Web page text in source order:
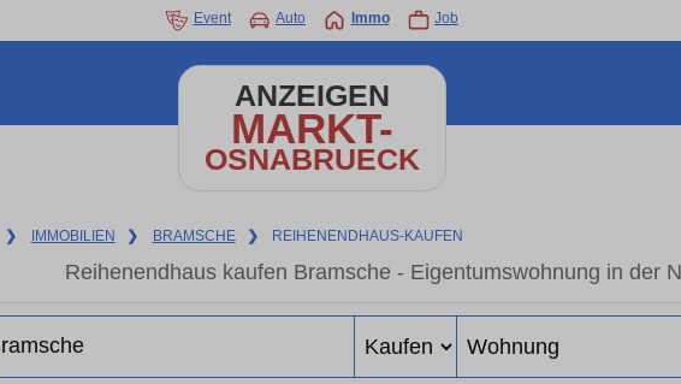
Event Auto Immo Job
ANZEIGEN
MARKT-
OSNABRUECK
❯ IMMOBILIEN ❯ BRAMSCHE ❯ REIHENENDHAUS-KAUFEN
Reihenendhaus kaufen Bramsche - Eigentumswohnung in der